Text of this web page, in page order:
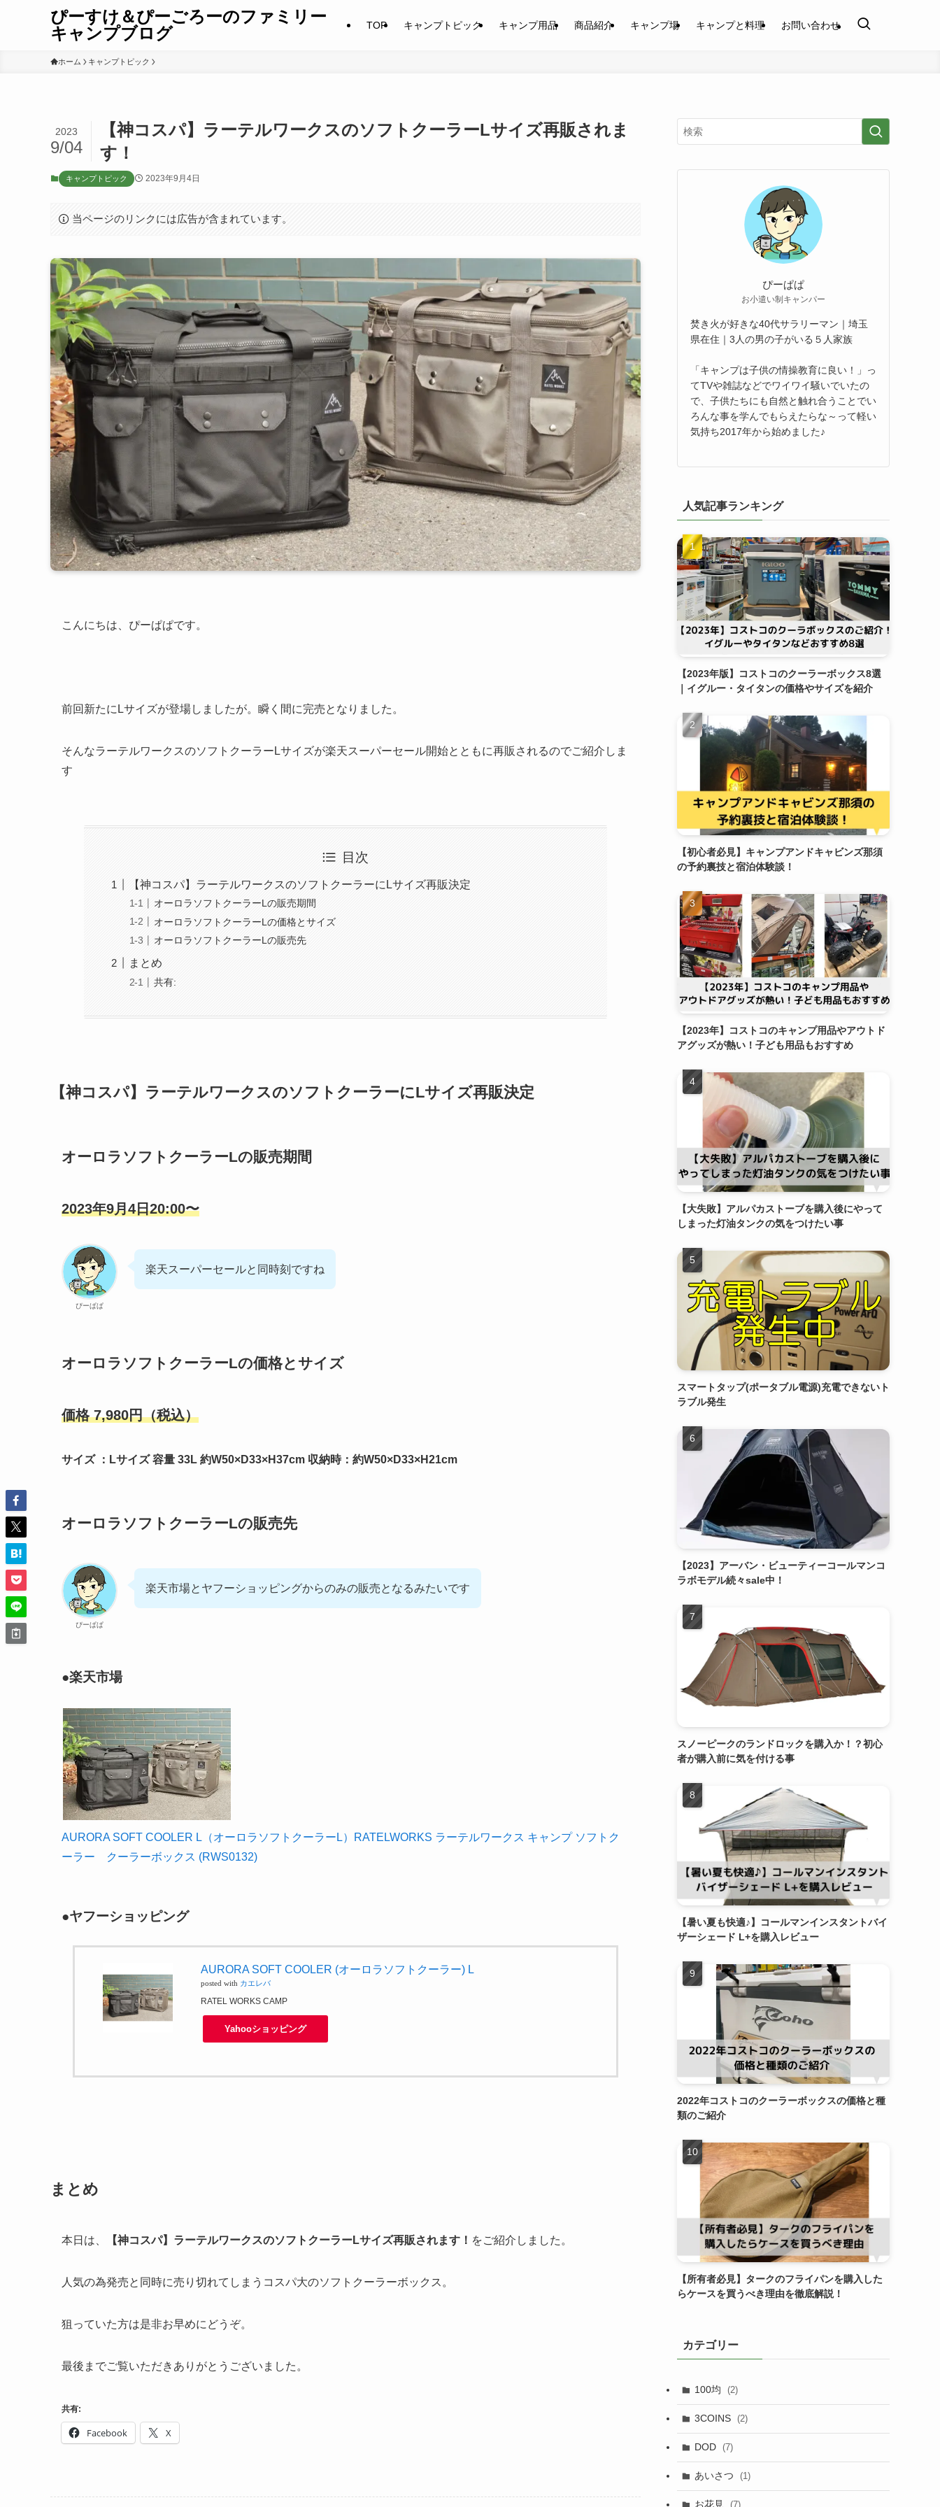
ぴーすけ＆ぴーごろーのファミリー
キャンプブログ
TOP キャンプトピック キャンプ用品 商品紹介 キャンプ場 キャンプと料理 お問い合わせ
ホーム キャンプトピック
【神コスパ】ラーテルワークスのソフトクーラーLサイズ再販されま
す！
2023
9/04
キャンプトピック 2023年9月4日
当ページのリンクには広告が含まれています。
こんにちは、ぴーぱぱです。
前回新たにLサイズが登場しましたが。瞬く間に完売となりました。
そんなラーテルワークスのソフトクーラーLサイズが楽天スーパーセール開始とともに再販されるのでご紹介しま
す
目次
【神コスパ】ラーテルワークスのソフトクーラーにLサイズ再販決定
オーロラソフトクーラーLの販売期間
オーロラソフトクーラーLの価格とサイズ
オーロラソフトクーラーLの販売先
まとめ
共有:
【神コスパ】ラーテルワークスのソフトクーラーにLサイズ再販決定
オーロラソフトクーラーLの販売期間
2023年9月4日20:00〜
ぴーぱぱ
楽天スーパーセールと同時刻ですね
オーロラソフトクーラーLの価格とサイズ
価格 7,980円（税込）
サイズ ：Lサイズ 容量 33L 約W50×D33×H37cm 収納時：約W50×D33×H21cm
オーロラソフトクーラーLの販売先
ぴーぱぱ
楽天市場とヤフーショッピングからのみの販売となるみたいです
●楽天市場
AURORA SOFT COOLER L（オーロラソフトクーラーL）RATELWORKS ラーテルワークス キャンプ ソフトク
ーラー クーラーボックス (RWS0132)
●ヤフーショッピング
AURORA SOFT COOLER (オーロラソフトクーラー) L
posted with カエレバ
RATEL WORKS CAMP
Yahooショッピング
まとめ
本日は、 【神コスパ】ラーテルワークスのソフトクーラーLサイズ再販されます！ をご紹介しました。
人気の為発売と同時に売り切れてしまうコスパ大のソフトクーラーボックス。
狙っていた方は是非お早めにどうぞ。
最後までご覧いただきありがとうございました。
共有:
Facebook X
ぴーぱぱ
お小遣い制キャンパー
焚き火が好きな40代サラリーマン｜埼玉
県在住｜3人の男の子がいる５人家族
「キャンプは子供の情操教育に良い！」っ
てTVや雑誌などでワイワイ騒いでいたの
で、子供たちにも自然と触れ合うことでい
ろんな事を学んでもらえたらな～って軽い
気持ち2017年から始めました♪
人気記事ランキング
【2023年版】コストコのクーラーボックス8選
｜イグルー・タイタンの価格やサイズを紹介
【初心者必見】キャンプアンドキャビンズ那須
の予約裏技と宿泊体験談！
【2023年】コストコのキャンプ用品やアウトド
アグッズが熱い！子ども用品もおすすめ
【大失敗】アルパカストーブを購入後にやって
しまった灯油タンクの気をつけたい事
スマートタップ(ポータブル電源)充電できないト
ラブル発生
【2023】アーバン・ビューティーコールマンコ
ラボモデル続々sale中！
スノーピークのランドロックを購入か！？初心
者が購入前に気を付ける事
【暑い夏も快適♪】コールマンインスタントバイ
ザーシェード L+を購入レビュー
2022年コストコのクーラーボックスの価格と種
類のご紹介
【所有者必見】タークのフライパンを購入した
らケースを買うべき理由を徹底解説！
カテゴリー
100均 (2)
3COINS (2)
DOD (7)
あいさつ (1)
お花見 (7)